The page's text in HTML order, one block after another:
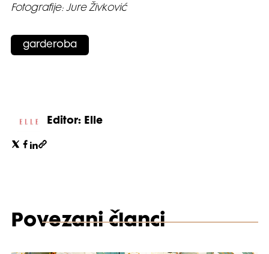
Fotografije: Jure Živković
garderoba
Editor: Elle
Povezani članci